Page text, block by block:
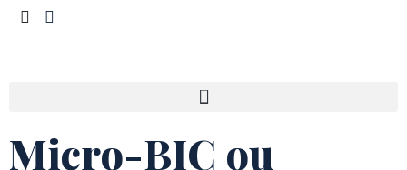
Micro-BIC ou